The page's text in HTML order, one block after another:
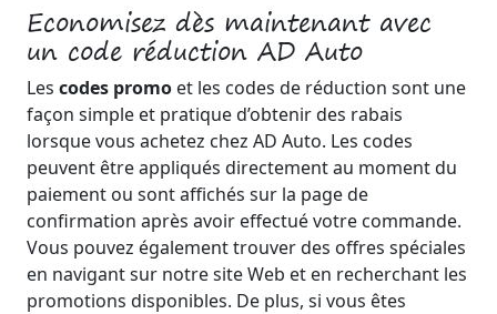
Economisez dès maintenant avec
un code réduction AD Auto
Les codes promo et les codes de réduction sont une
façon simple et pratique d’obtenir des rabais
lorsque vous achetez chez AD Auto. Les codes
peuvent être appliqués directement au moment du
paiement ou sont affichés sur la page de
confirmation après avoir effectué votre commande.
Vous pouvez également trouver des offres spéciales
en navigant sur notre site Web et en recherchant les
promotions disponibles. De plus, si vous êtes